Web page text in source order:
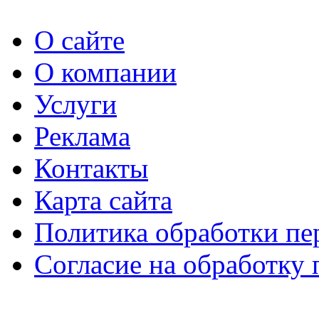
О сайте
О компании
Услуги
Реклама
Контакты
Карта сайта
Политика обработки
Согласие на